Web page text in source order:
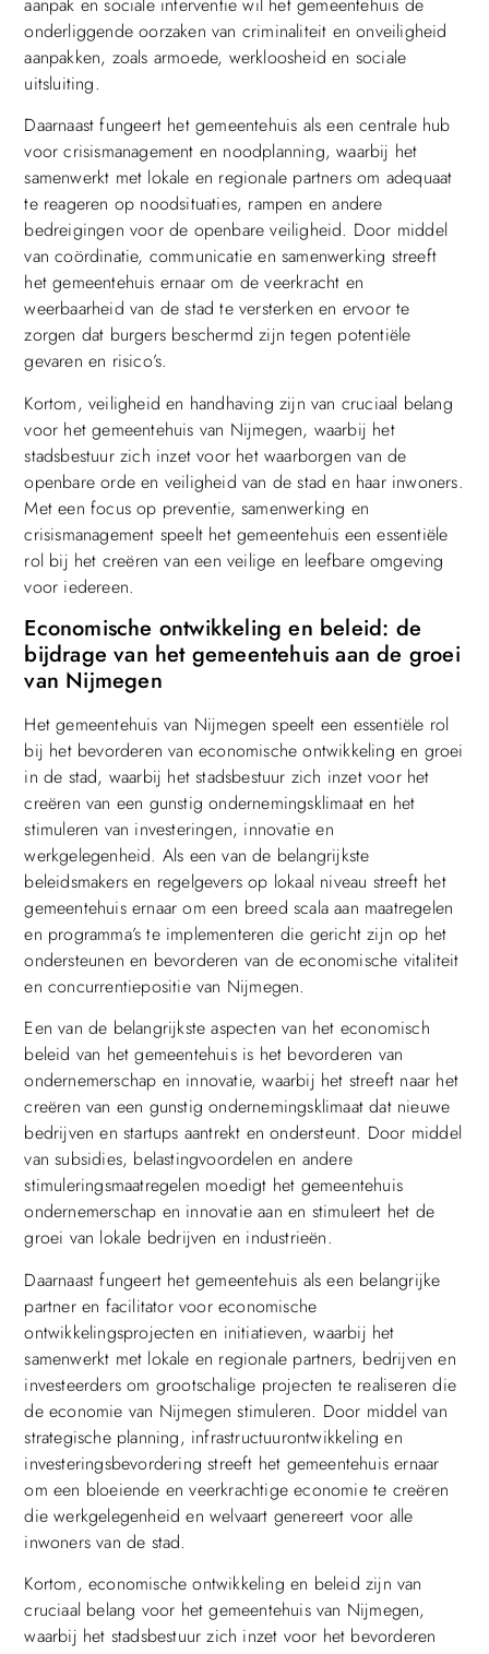
onderliggende oorzaken van criminaliteit en onveiligheid
aanpakken, zoals armoede, werkloosheid en sociale
uitsluiting.
Daarnaast fungeert het gemeentehuis als een centrale hub
voor crisismanagement en noodplanning, waarbij het
samenwerkt met lokale en regionale partners om adequaat
te reageren op noodsituaties, rampen en andere
bedreigingen voor de openbare veiligheid. Door middel
van coördinatie, communicatie en samenwerking streeft
het gemeentehuis ernaar om de veerkracht en
weerbaarheid van de stad te versterken en ervoor te
zorgen dat burgers beschermd zijn tegen potentiële
gevaren en risico’s.
Kortom, veiligheid en handhaving zijn van cruciaal belang
voor het gemeentehuis van Nijmegen, waarbij het
stadsbestuur zich inzet voor het waarborgen van de
openbare orde en veiligheid van de stad en haar inwoners.
Met een focus op preventie, samenwerking en
crisismanagement speelt het gemeentehuis een essentiële
rol bij het creëren van een veilige en leefbare omgeving
voor iedereen.
Economische ontwikkeling en beleid: de
bijdrage van het gemeentehuis aan de groei
van Nijmegen
Het gemeentehuis van Nijmegen speelt een essentiële rol
bij het bevorderen van economische ontwikkeling en groei
in de stad, waarbij het stadsbestuur zich inzet voor het
creëren van een gunstig ondernemingsklimaat en het
stimuleren van investeringen, innovatie en
werkgelegenheid. Als een van de belangrijkste
beleidsmakers en regelgevers op lokaal niveau streeft het
gemeentehuis ernaar om een breed scala aan maatregelen
en programma’s te implementeren die gericht zijn op het
ondersteunen en bevorderen van de economische vitaliteit
en concurrentiepositie van Nijmegen.
Een van de belangrijkste aspecten van het economisch
beleid van het gemeentehuis is het bevorderen van
ondernemerschap en innovatie, waarbij het streeft naar het
creëren van een gunstig ondernemingsklimaat dat nieuwe
bedrijven en startups aantrekt en ondersteunt. Door middel
van subsidies, belastingvoordelen en andere
stimuleringsmaatregelen moedigt het gemeentehuis
ondernemerschap en innovatie aan en stimuleert het de
groei van lokale bedrijven en industrieën.
Daarnaast fungeert het gemeentehuis als een belangrijke
partner en facilitator voor economische
ontwikkelingsprojecten en initiatieven, waarbij het
samenwerkt met lokale en regionale partners, bedrijven en
investeerders om grootschalige projecten te realiseren die
de economie van Nijmegen stimuleren. Door middel van
strategische planning, infrastructuurontwikkeling en
investeringsbevordering streeft het gemeentehuis ernaar
om een bloeiende en veerkrachtige economie te creëren
die werkgelegenheid en welvaart genereert voor alle
inwoners van de stad.
Kortom, economische ontwikkeling en beleid zijn van
cruciaal belang voor het gemeentehuis van Nijmegen,
waarbij het stadsbestuur zich inzet voor het bevorderen